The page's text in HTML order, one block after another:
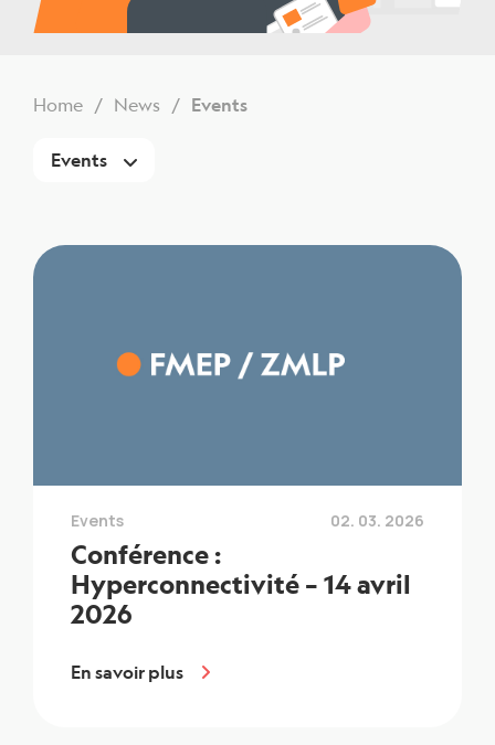
Home News Events
Events
Events 02. 03. 2026
Conférence :
Hyperconnectivité – 14 avril
2026
En savoir plus